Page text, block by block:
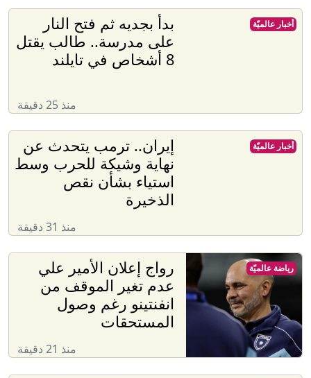
بدأ بجديه ثم فتح النار
على مدرسة.. طالب يقتل
8 أشخاص في تايلند
منذ 25 دقيقة
أخبار عالميّة
إيران.. ترمب يتحدث عن
نهاية وشيكة للحرب وسط
استياء بشأن نقص
الذخيرة
منذ 31 دقيقة
أخبار عالميّة
رواج إعلان الأمير علي
عدم تغير الموقف من
انفنتينو رغم وصول
المستحقات
منذ 21 دقيقة
رياضة عالميّة